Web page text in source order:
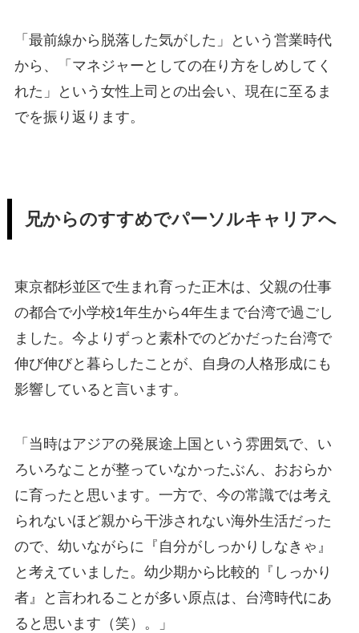
「最前線から脱落した気がした」という営業時代
から、「マネジャーとしての在り方をしめしてく
れた」という女性上司との出会い、現在に至るま
でを振り返ります。
兄からのすすめでパーソルキャリアへ
東京都杉並区で生まれ育った正木は、父親の仕事
の都合で小学校1年生から4年生まで台湾で過ごし
ました。今よりずっと素朴でのどかだった台湾で
伸び伸びと暮らしたことが、自身の人格形成にも
影響していると言います。
「当時はアジアの発展途上国という雰囲気で、い
ろいろなことが整っていなかったぶん、おおらか
に育ったと思います。一方で、今の常識では考え
られないほど親から干渉されない海外生活だった
ので、幼いながらに『自分がしっかりしなきゃ』
と考えていました。幼少期から比較的『しっかり
者』と言われることが多い原点は、台湾時代にあ
ると思います（笑）。」